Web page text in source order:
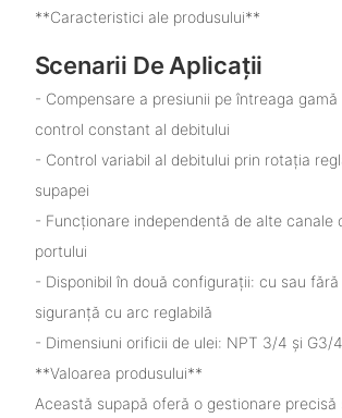
**Caracteristici ale produsului**
Scenarii De Aplicații
- Compensare a presiunii pe întreaga
control constant al debitului
- Control variabil al debitului prin rotația
supapei
- Funcționare independentă de alte canale
portului
- Disponibil în două configurații: cu sau
siguranță cu arc reglabilă
- Dimensiuni orificii de ulei: NPT 3/4 și G3/4
**Valoarea produsului**
Această supapă oferă o gestionare precisă